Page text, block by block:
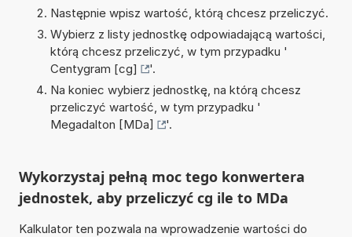
Następnie wpisz wartość, którą chcesz przeliczyć.
Wybierz z listy jednostkę odpowiadającą wartości,
którą chcesz przeliczyć, w tym przypadku '
Centygram [cg]
'.
Na koniec wybierz jednostkę, na którą chcesz
przeliczyć wartość, w tym przypadku '
Megadalton [MDa]
'.
Wykorzystaj pełną moc tego konwertera
jednostek, aby przeliczyć cg ile to MDa
Kalkulator ten pozwala na wprowadzenie wartości do